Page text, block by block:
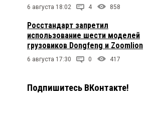
6 августа 18:02 4 858
Росстандарт запретил
использование шести моделей
грузовиков Dongfeng и Zoomlion
6 августа 17:30 0 417
Подпишитесь ВКонтакте!